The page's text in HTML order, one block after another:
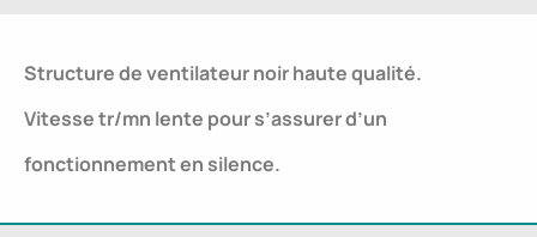
Structure de ventilateur noir haute qualité.
Vitesse tr/mn lente pour s’assurer d’un
fonctionnement en silence.